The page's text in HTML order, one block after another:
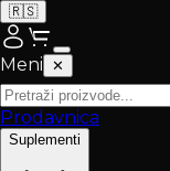
🇷🇸
Meni ✕
Prodavnica
Suplementi